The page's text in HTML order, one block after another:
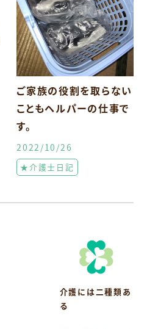
ご家族の役割を取らない
こともヘルパーの仕事で
す。
2022/10/26
★介護士日記
介護には二種類あ
る